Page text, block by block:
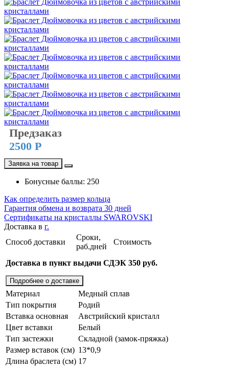
Предзаказ
2500 Р
Заявка на товар
Бонусные баллы: 250
Как определить размер кольца
Гарантия обмена и возврата 30 дней
Сертификаты на кристаллы SWAROVSKI
Доставка в г.
Способ доставки
Сроки,
раб.дней
Стоимость
Доставка в пункт выдачи СДЭК 350 руб.
Подробнее о доставке
Материал
Медный сплав
Тип покрытия
Родий
Вставка основная
Австрийский кристалл
Цвет вставки
Белый
Тип застежки
Складной (замок-пряжка)
Размер вставок (см) 13*0,9
Длина браслета (см) 17